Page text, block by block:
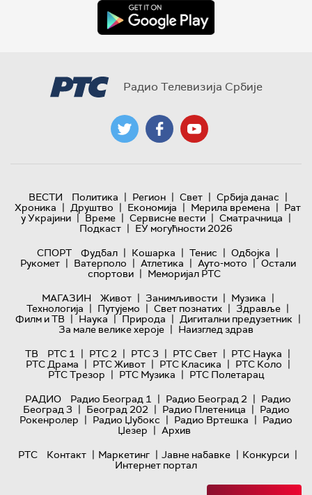
Радио Телевизија Србије
ВЕСТИ Политика | Регион | Свет | Србија данас |
Хроника | Друштво | Економија | Мерила времена | Рат
у Украјини | Време | Сервисне вести | Сматрачница |
Подкаст | ЕУ могућности 2026
СПОРТ
Фудбал | Кошарка | Тенис | Одбојка |
Рукомет | Ватерполо | Атлетика | Ауто-мото | Остали
спортови | Меморијал РТС
МАГАЗИН
Живот | Занимљивости | Музика |
Технологијa | Путујемо | Свет познатих | Здравље |
Филм и ТВ | Наука | Природа | Дигитални предузетник |
За мале велике хероје | Наизглед здрав
ТВ
РТС 1 | РТС 2 | РТС 3 | РТС Свет | РТС Наука |
РТС Драма | РТС Живот | РТС Класика | РТС Коло |
РТС Трезор | РТС Музика | РТС Полетарац
РАДИО
Радио Београд 1 | Радио Београд 2 | Радио
Београд 3 | Београд 202 | Радио Плетеница | Радио
Рокенролер | Радио Џубокс | Радио Вртешка | Радио
Џезер | Архив
РТС
Контакт | Маркетинг | Јавне набавке | Конкурси |
Интернет портал